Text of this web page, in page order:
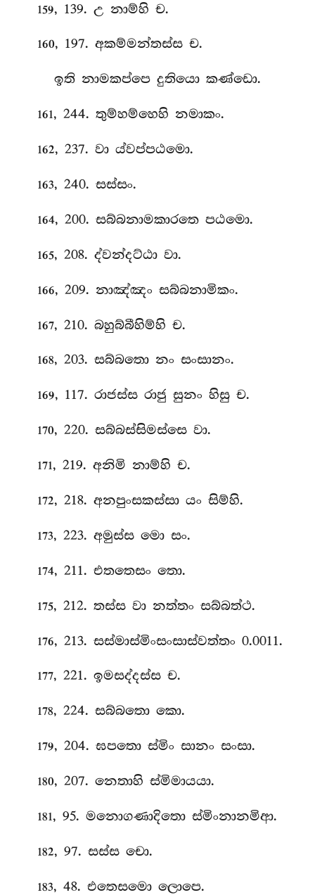
159, 139. උ නාම්හි ච.
160, 197. අකම්මන්තස්ස ච.
ඉති නාමකප්පෙ දුතියො කණ්ඩො.
161, 244. තුම්හම්හෙහි නමාකං.
162, 237. වා ය්වප්පඨමො.
163, 240. සස්සං.
164, 200. සබ්බනාමකාරතෙ පඨමො.
165, 208. ද්වන්දට්ඨා වා.
166, 209. නාඤ්ඤං සබ්බනාමිකං.
167, 210. බහුබ්බීහිම්හි ච.
168, 203. සබ්බතො නං සංසානං.
169, 117. රාජස්ස රාජු සුනං හිසු ච.
170, 220. සබ්බස්සිමස්සෙ වා.
171, 219. අනිමි නාම්හි ච.
172, 218. අනපුංසකස්සා යං සිම්හි.
173, 223. අමුස්ස මො සං.
174, 211. එතතෙසං තො.
175, 212. තස්ස වා නත්තං සබ්බත්ථ.
176, 213. සස්මාස්මිංසංසාස්වත්තං 0.0011.
177, 221. ඉමසද්දස්ස ච.
178, 224. සබ්බතො කො.
179, 204. ඝපතො ස්මිං සානං සංසා.
180, 207. නෙතාහි ස්මිමායයා.
181, 95. මනොගණාදිතො ස්මිංනානමිආ.
182, 97. සස්ස චො.
183, 48. එතෙසමො ලොපෙ.